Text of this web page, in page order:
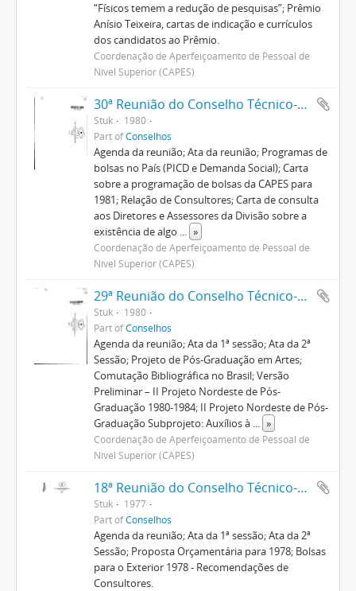
“Físicos temem a redução de pesquisas”; Prêmio
Anísio Teixeira, cartas de indicação e currículos
dos candidatos ao Prêmio.
Coordenação de Aperfeiçoamento de Pessoal de
Nível Superior (CAPES)
30ª Reunião do Conselho Técnico-Administrativo
Stuk
1980
Part ofConselhos
Agenda da reunião; Ata da reunião; Programas de
bolsas no País (PICD e Demanda Social); Carta
sobre a programação de bolsas da CAPES para
1981; Relação de Consultores; Carta de consulta
aos Diretores e Assessores da Divisão sobre a
existência de algo ... »
Coordenação de Aperfeiçoamento de Pessoal de
Nível Superior (CAPES)
29ª Reunião do Conselho Técnico-Administrativo
Stuk
1980
Part ofConselhos
Agenda da reunião; Ata da 1ª sessão; Ata da 2ª
Sessão; Projeto de Pós-Graduação em Artes;
Comutação Bibliográfica no Brasil; Versão
Preliminar – II Projeto Nordeste de Pós-
Graduação 1980-1984; II Projeto Nordeste de Pós-
Graduação Subprojeto: Auxílios à ... »
Coordenação de Aperfeiçoamento de Pessoal de
Nível Superior (CAPES)
18ª Reunião do Conselho Técnico-Administrativo
Stuk
1977
Part ofConselhos
Agenda da reunião; Ata da 1ª sessão; Ata da 2ª
Sessão; Proposta Orçamentária para 1978; Bolsas
para o Exterior 1978 - Recomendações de
Consultores.